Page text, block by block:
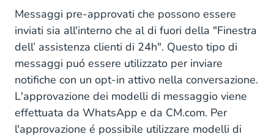
Messaggi pre-approvati che possono essere
inviati sia all'interno che al di fuori della "Finestra
dell’ assistenza clienti di 24h". Questo tipo di
messaggi puó essere utilizzato per inviare
notifiche con un opt-in attivo nella conversazione.
L'approvazione dei modelli di messaggio viene
effettuata da WhatsApp e da CM.com. Per
l'approvazione é possibile utilizzare modelli di